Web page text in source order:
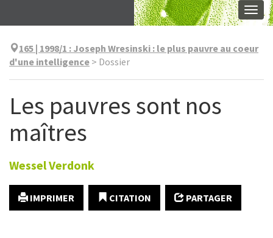
165 | 1998/1 : Joseph Wresinski : le plus pauvre au coeur
d'une intelligence > Dossier
Les pauvres sont nos
maîtres
WesselVerdonk
IMPRIMER CITATION PARTAGER